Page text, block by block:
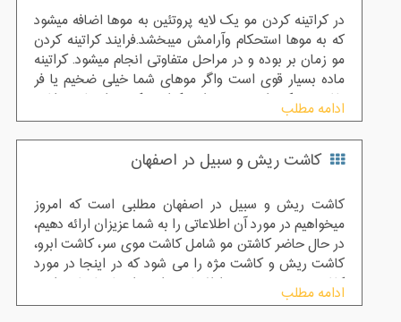
در کراتینه کردن مو یک لایه پروتئین به موها اضافه میشود
که به موها استحکام وآرامش میبخشد.فرایند کراتینه کردن
مو زمان بر بوده و در مراحل متفاوتی انجام میشود. کراتینه
ماده بسیار قوی است واگر موهای شما خیلی ضخیم یا فر
باشند ممکن است به دولایه کراتینه کردن احتیاج د اشته
باشد
ادامه مطلب
کاشت ریش و سبیل در اصفهان
کاشت ریش و سبیل در اصفهان مطلبی است که امروز
میخواهیم در مورد آن اطلاعاتی را به شما عزیزان ارائه دهیم،
در حال حاضر کاشتن مو شامل کاشت موی سر، کاشت ابرو،
کاشت ریش و کاشت مژه را می شود که در اینجا در مورد
کاشت ریش و سبیل اطلاعاتی را در اختیار شما خواهیم
گذاشت.
ادامه مطلب